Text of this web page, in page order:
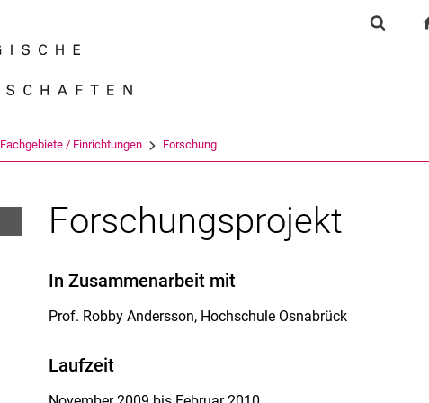
Springe direkt zu: Inhalt
Springe direkt zu: Suche
Springe direkt zu:
Fachgebiete / Einrichtungen Forschung
Forschungsprojekt
In Zusammenarbeit mit
Prof. Robby Andersson, Hochschule Osnabrück
Laufzeit